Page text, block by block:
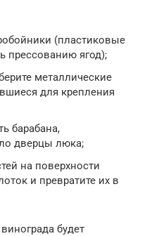
(пластиковые
прессованию ягод);
металлические
для крепления
барабана,
дверцы люка;
на поверхности
и превратите их в
будет